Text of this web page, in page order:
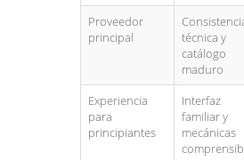
Proveedor
principal
técnica y
catálogo
maduro
Experiencia
para
principiantes
Interfaz
familiar y
mecánicas